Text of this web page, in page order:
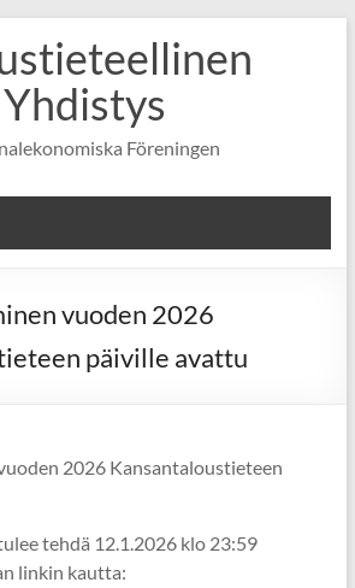
Yhdistys
Föreningen
vuoden 2026
päiville avattu
2026 Kansantaloustieteen
tehdä 12.1.2026 klo 23:59
linkin kautta: